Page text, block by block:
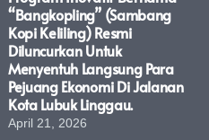
“Bangkopling” (Sambang
Kopi Keliling) Resmi
Diluncurkan Untuk
Menyentuh Langsung Para
Pejuang Ekonomi Di Jalanan
Kota Lubuk Linggau.
April 21, 2026